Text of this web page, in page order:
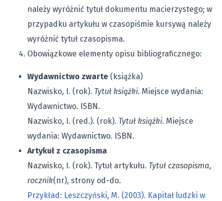
należy wyróżnić tytuł dokumentu macierzystego; w
przypadku artykułu w czasopiśmie kursywą należy
wyróżnić tytuł czasopisma.
Obowiązkowe elementy opisu bibliograficznego:
Wydawnictwo zwarte (książka)
Nazwisko, I. (rok). Tytuł książki. Miejsce wydania:
Wydawnictwo. ISBN.
Nazwisko, I. (red.). (rok). Tytuł książki. Miejsce
wydania: Wydawnictwo. ISBN.
Artykuł z czasopisma
Nazwisko, I. (rok). Tytuł artykułu. Tytuł czasopisma,
rocznik(nr), strony od-do.
Przykład: Leszczyński, M. (2003). Kapitał ludzki w